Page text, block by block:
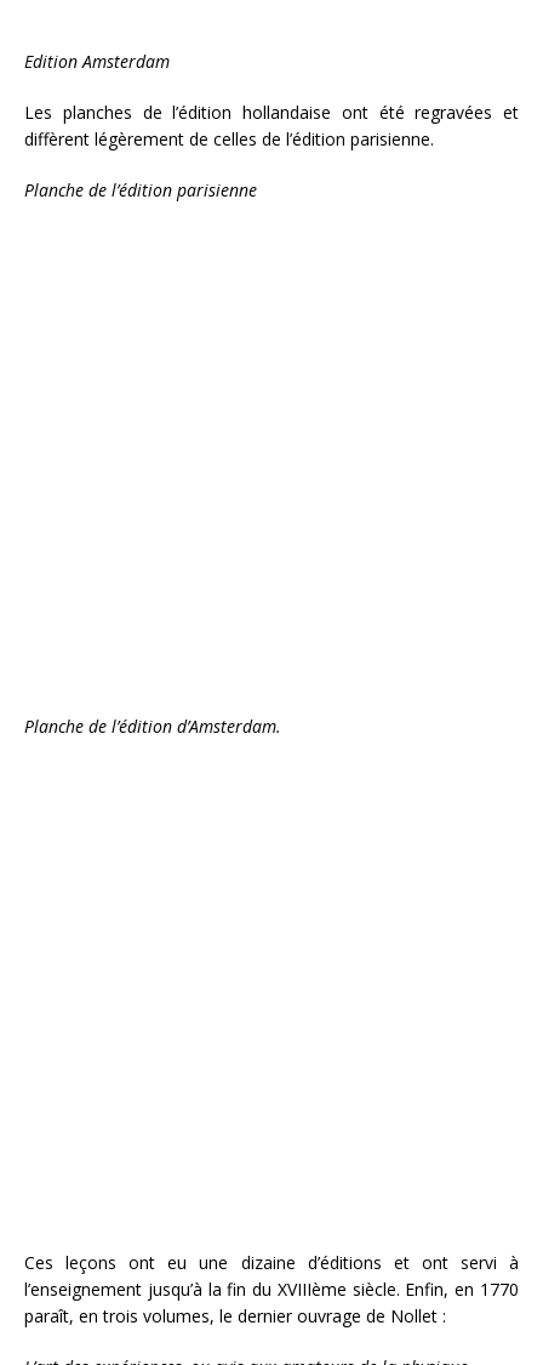
Edition Amsterdam
Les planches de l’édition hollandaise ont été regravées et
diffèrent légèrement de celles de l’édition parisienne.
Planche de l’édition parisienne
Planche de l’édition d’Amsterdam.
Ces leçons ont eu une dizaine d’éditions et ont servi à
l’enseignement jusqu’à la fin du XVIIIème siècle. Enfin, en 1770
paraît, en trois volumes, le dernier ouvrage de Nollet :